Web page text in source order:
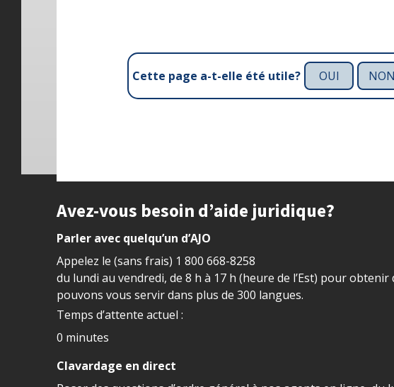
Cette page a-t-elle été utile? OUI NON
Site footer
Avez-vous besoin d’aide juridique?
Parler avec quelqu’un d’AJO
Appelez le (sans frais) 1 800 668-8258
du lundi au vendredi, de 8 h à 17 h (heure de l’Est) pour obtenir
pouvons vous servir dans plus de 300 langues.
Temps d’attente actuel :
0 minutes
Clavardage en direct